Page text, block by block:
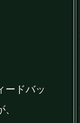
ードバッ